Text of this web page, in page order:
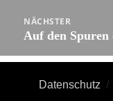
NÄCHSTER
Nächster
Beitrag:
Auf den Spuren
Datenschutz